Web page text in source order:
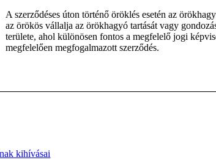
A szerződéses úton történő öröklés esetén az
az örökös vállalja az örökhagyó tartását vagy
területe, ahol különösen fontos a megfelelő jogi
megfelelően megfogalmazott szerződés.
kihívásai